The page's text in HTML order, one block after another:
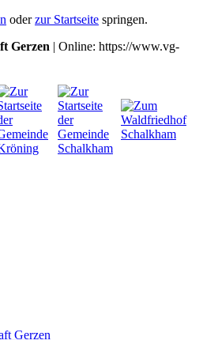
oderzur Startseite springen.
Gerzen | Online: https://www.vg-